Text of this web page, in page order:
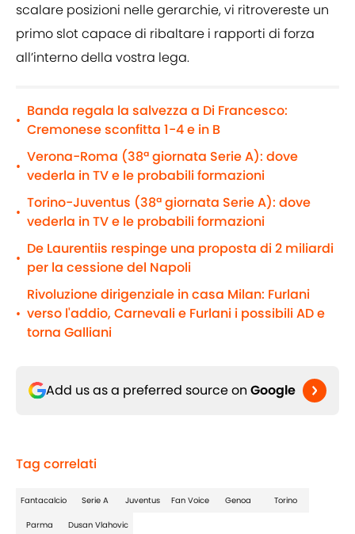
scalare posizioni nelle gerarchie, vi ritrovereste un
primo slot capace di ribaltare i rapporti di forza
all’interno della vostra lega.
•
Banda regala la salvezza a Di Francesco:
Cremonese sconfitta 1-4 e in B
•
Verona-Roma (38ª giornata Serie A): dove
vederla in TV e le probabili formazioni
•
Torino-Juventus (38ª giornata Serie A): dove
vederla in TV e le probabili formazioni
•
De Laurentiis respinge una proposta di 2 miliardi
per la cessione del Napoli
•
Rivoluzione dirigenziale in casa Milan: Furlani
verso l'addio, Carnevali e Furlani i possibili AD e
torna Galliani
Add us as a preferred source on Google
Tag correlati
Fantacalcio Serie A Juventus Fan Voice Genoa Torino
Parma Dusan Vlahovic